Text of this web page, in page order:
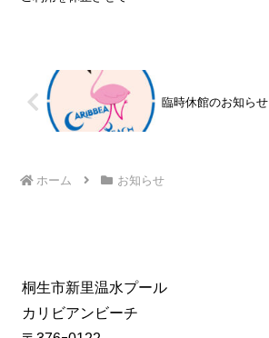
臨時休館のお知らせ
ホーム お知らせ
桐生市新里温水プール
カリビアンビーチ